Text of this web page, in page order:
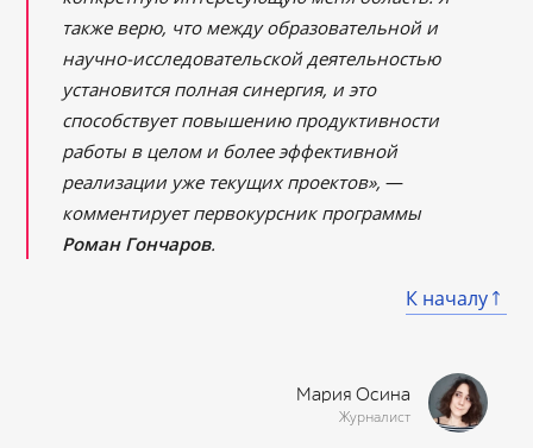
также верю, что между образовательной и
научно-исследовательской деятельностью
установится полная синергия, и это
способствует повышению продуктивности
работы в целом и более эффективной
реализации уже текущих проектов»,—
комментирует первокурсник программы
Роман Гончаров.
К началу
Мария Осина
Журналист